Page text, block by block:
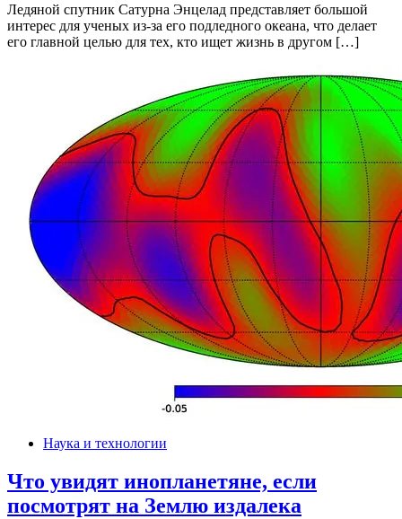
Ледяной спутник Сатурна Энцелад представляет большой
интерес для ученых из-за его подледного океана, что делает
его главной целью для тех, кто ищет жизнь в другом […]
Наука и технологии
Что увидят инопланетяне, если
посмотрят на Землю издалека